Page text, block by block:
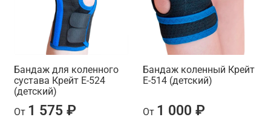
Бандаж для коленного
сустава Крейт Е-524
(детский)
От 1 575 ₽
Бандаж коленный Крейт
E-514 (детский)
От 1 000 ₽